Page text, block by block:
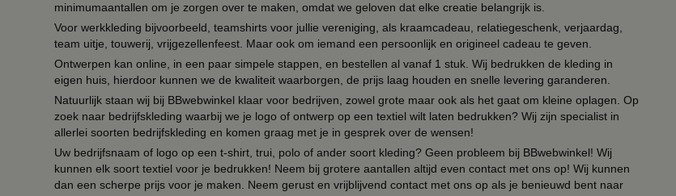
minimumaantallen om je zorgen over te maken, omdat we geloven dat elke creatie belangrijk is.
Voor werkkleding bijvoorbeeld, teamshirts voor jullie vereniging, als kraamcadeau, relatiegeschenk, verjaardag,
team uitje, touwerij, vrijgezellenfeest. Maar ook om iemand een persoonlijk en origineel cadeau te geven.
Ontwerpen kan online, in een paar simpele stappen, en bestellen al vanaf 1 stuk. Wij bedrukken de kleding in
eigen huis, hierdoor kunnen we de kwaliteit waarborgen, de prijs laag houden en snelle levering garanderen.
Natuurlijk staan wij bij BBwebwinkel klaar voor bedrijven, zowel grote maar ook als het gaat om kleine oplagen. Op
zoek naar bedrijfskleding waarbij we je logo of ontwerp op een textiel wilt laten bedrukken? Wij zijn specialist in
allerlei soorten bedrijfskleding en komen graag met je in gesprek over de wensen!
Uw bedrijfsnaam of logo op een t-shirt, trui, polo of ander soort kleding? Geen probleem bij BBwebwinkel! Wij
kunnen elk soort textiel voor je bedrukken! Neem bij grotere aantallen altijd even contact met ons op! Wij kunnen
dan een scherpe prijs voor je maken. Neem gerust en vrijblijvend contact met ons op als je benieuwd bent naar